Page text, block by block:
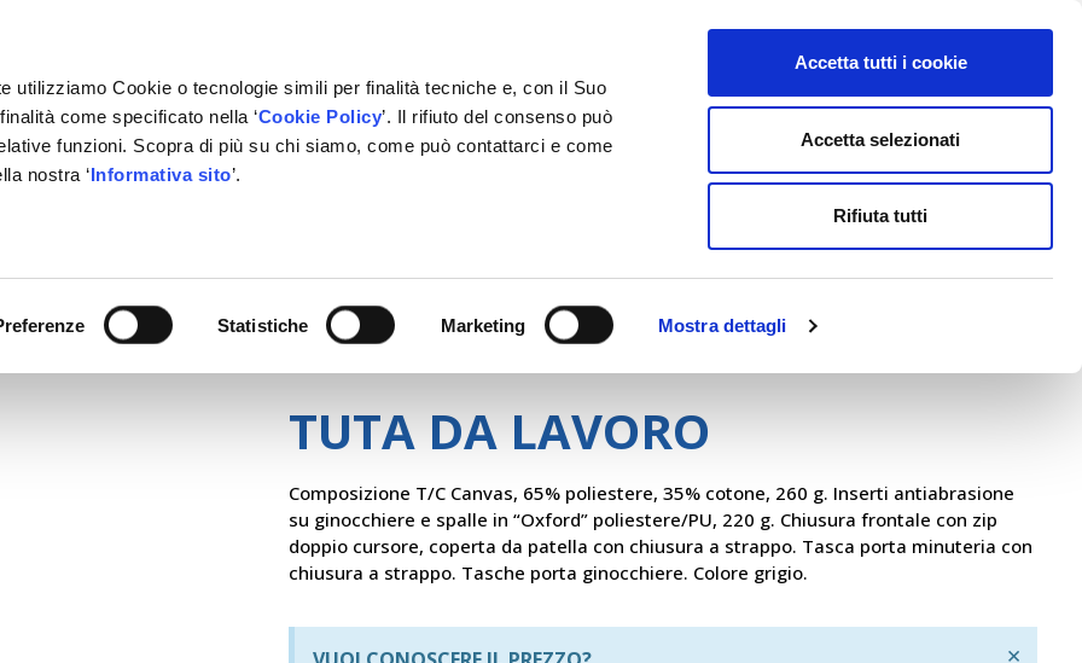
utilizziamo Cookie o tecnologie simili per finalità tecniche e, con il Suo
come specificato nella ‘Cookie Policy’. Il rifiuto del consenso può
funzioni. Scopra di più su chi siamo, come può contattarci e come
nostra ‘Informativa sito’.
Statistiche Marketing Mostra dettagli
Accetta tutti i cookie
Accetta selezionati
Rifiuta tutti
ACCEDI E CONTATTACI
TUTA DA LAVORO
Composizione T/C Canvas, 65% poliestere, 35% cotone, 260 g. Inserti antiabrasione
su ginocchiere e spalle in “Oxford” poliestere/PU, 220 g. Chiusura frontale con zip
doppio cursore, coperta da patella con chiusura a strappo. Tasca porta minuteria con
chiusura a strappo. Tasche porta ginocchiere. Colore grigio.
×